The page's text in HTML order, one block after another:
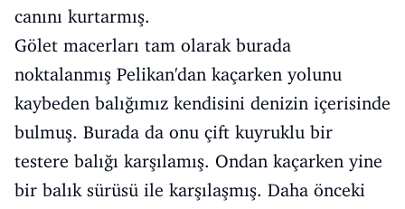
canını kurtarmış.
Gölet macerları tam olarak burada
noktalanmış Pelikan'dan kaçarken yolunu
kaybeden balığımız kendisini denizin içerisinde
bulmuş. Burada da onu çift kuyruklu bir
testere balığı karşılamış. Ondan kaçarken yine
bir balık sürüsü ile karşılaşmış. Daha önceki